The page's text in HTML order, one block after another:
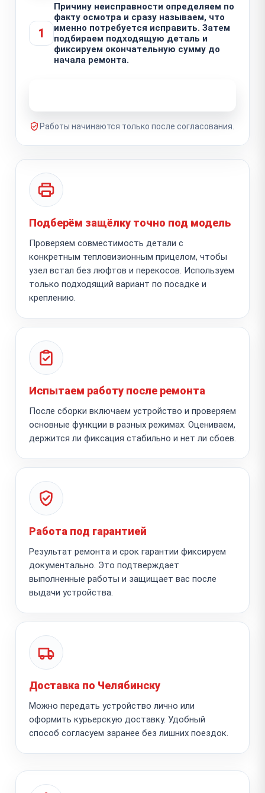
1
Причину неисправности определяем по
факту осмотра и сразу называем, что
именно потребуется исправить. Затем
подбираем подходящую деталь и
фиксируем окончательную сумму до
начала ремонта.
Работы начинаются только после согласования.
Подберём защёлку точно под модель
Проверяем совместимость детали с
конкретным тепловизионным прицелом, чтобы
узел встал без люфтов и перекосов. Используем
только подходящий вариант по посадке и
креплению.
Испытаем работу после ремонта
После сборки включаем устройство и проверяем
основные функции в разных режимах. Оцениваем,
держится ли фиксация стабильно и нет ли сбоев.
Работа под гарантией
Результат ремонта и срок гарантии фиксируем
документально. Это подтверждает
выполненные работы и защищает вас после
выдачи устройства.
Доставка по Челябинску
Можно передать устройство лично или
оформить курьерскую доставку. Удобный
способ согласуем заранее без лишних поездок.